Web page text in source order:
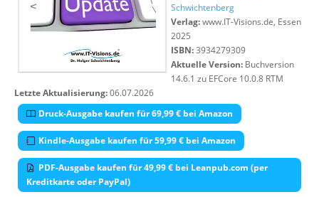
Schwichtenberg
Verlag:www.IT-Visions.de, Essen
2025
ISBN:3934279309
Aktuelle Version: Buchversion
14.6.1 zu EFCore 10.0.8 RTM
Letzte Aktualisierung:06.07.2026
Druck-Ausgabe kaufen für 69,99 € bei Amazon
Kindle-Ausgabe kaufen für 59,99 € bei Amazon
PDF-Ausgabe kaufen für 49,99 € bei Leanpub.com (per
Kreditkarte oder PayPal)